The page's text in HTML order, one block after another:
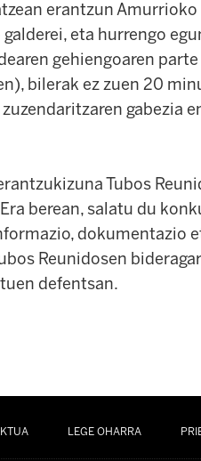
erantzun Amurrioko
eta hurrengo
gehiengoaren
bilerak ez zuen 20
gabezia
Tubos
berean, salatu du
dokumentazio
Reunidosen
defentsan.
LEGE OHARRA